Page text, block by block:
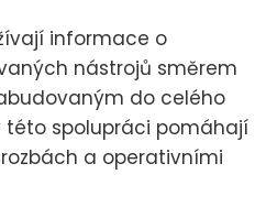
informace o
nástrojů směrem
do celého
této spolupráci pomáhají
a operativními